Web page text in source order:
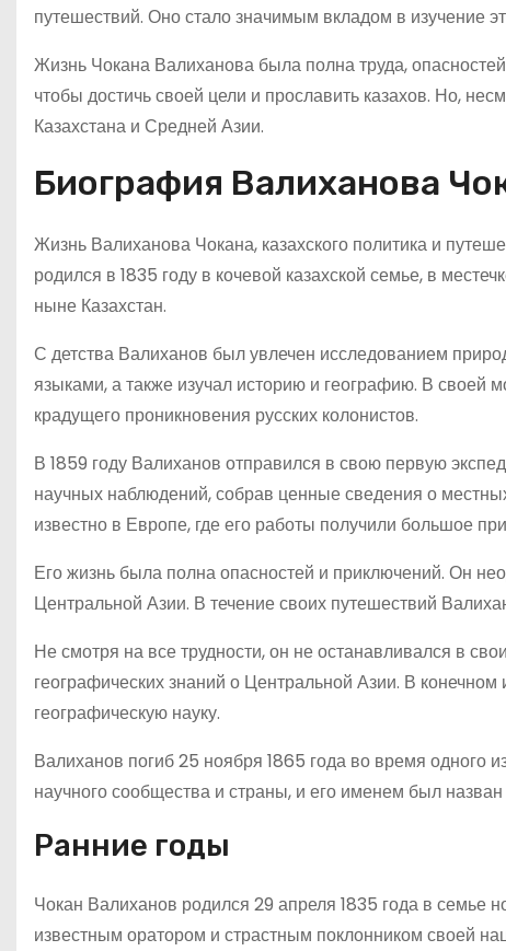
путешествий. Оно стало значимым вкладом в изучение
Жизнь Чокана Валиханова была полна труда,
чтобы достичь своей цели и прославить казахов. Но,
Казахстана и Средней Азии.
Биография Валиханова
Жизнь Валиханова Чокана, казахского политика и
родился в 1835 году в кочевой казахской семье, в
ныне Казахстан.
С детства Валиханов был увлечен исследованием
языками, а также изучал историю и географию. В своей
крадущего проникновения русских колонистов.
В 1859 году Валиханов отправился в свою первую
научных наблюдений, собрав ценные сведения о
известно в Европе, где его работы получили большое
Его жизнь была полна опасностей и приключений. Он
Центральной Азии. В течение своих путешествий
Не смотря на все трудности, он не останавливался в
географических знаний о Центральной Азии. В
географическую науку.
Валиханов погиб 25 ноября 1865 года во время одного
научного сообщества и страны, и его именем был
Ранние годы
Чокан Валиханов родился 29 апреля 1835 года в семье
известным оратором и страстным поклонником своей